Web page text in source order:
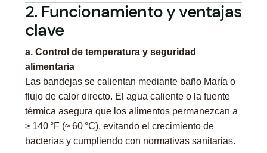
2. Funcionamiento y ventajas
clave
a. Control de temperatura y seguridad
alimentaria
Las bandejas se calientan mediante baño María o
flujo de calor directo. El agua caliente o la fuente
térmica asegura que los alimentos permanezcan a
≥ 140 °F (≈ 60 °C), evitando el crecimiento de
bacterias y cumpliendo con normativas sanitarias.